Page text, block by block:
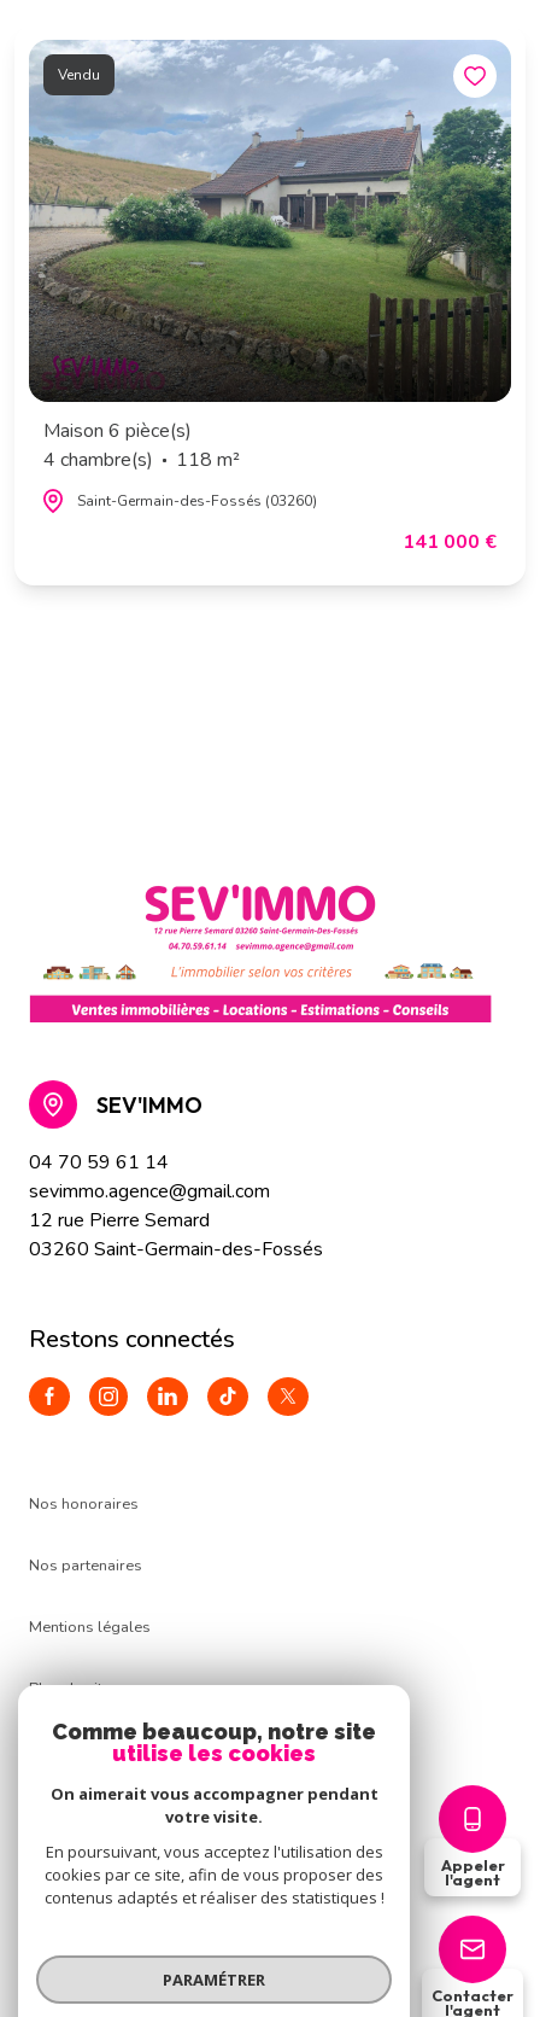
Appeler
l'agent
Contacter
l'agent
Vendu
Maison 6 pièce(s)
4 chambre(s)
118 m²
Saint-Germain-des-Fossés (03260)
141 000 €
SEV'IMMO
04 70 59 61 14
sevimmo.agence@gmail.com
12 rue Pierre Semard
03260 Saint-Germain-des-Fossés
restons connectés
Nos honoraires
Nos partenaires
Mentions légales
Plan du site
Cookies
© 2026 | Tous droits réservés
Comme beaucoup, notre site
utilise les cookies
On aimerait vous accompagner pendant
votre visite.
En poursuivant, vous acceptez l'utilisation des
cookies par ce site, afin de vous proposer des
contenus adaptés et réaliser des statistiques !
PARAMÉTRER